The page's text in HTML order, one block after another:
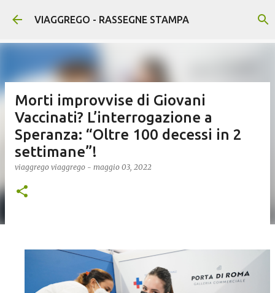
Passa ai contenuti principali
VIAGGREGO - RASSEGNE STAMPA
Morti improvvise di Giovani
Vaccinati? L’interrogazione a
Speranza: “Oltre 100 decessi in 2
settimane”!
viaggrego viaggrego - maggio 03, 2022